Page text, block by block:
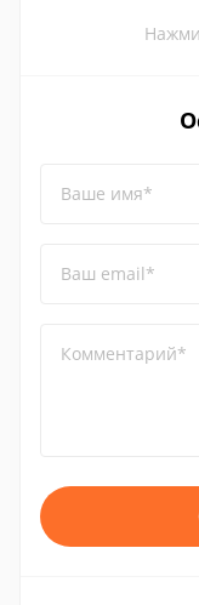
Ваше имя*
Ваш email*
Комментарий*